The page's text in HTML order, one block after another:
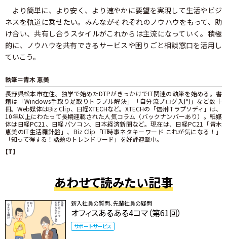
より簡単に、より安く、より速やかに要望を実現して生活やビジ
ネスを軌道に乗せたい。みんながそれぞれのノウハウをもって、助
け合い、共有し合うスタイルがこれからは主流になっていく。積極
的に、ノウハウを共有できるサービスや困りごと相談窓口を活用し
ていこう。
執筆＝青木 恵美
長野県松本市在住。独学で始めたDTPがきっかけでIT関連の執筆を始める。書
籍は「Windows手取り足取りトラブル解決」「自分流ブログ入門」など数十
冊。Web媒体はBiz Clip、日経XTECHなど。XTECHの「信州ITラプソディ」は、
10年以上にわたって長期連載された人気コラム（バックナンバーあり）。紙媒
体は日経PC21、日経パソコン、日本経済新聞など。現在は、日経PC21「青木
恵美のIT生活羅針盤」、Biz Clip「IT時事ネタキーワード これが気になる！」
「知って得する！話題のトレンドワード」を好評連載中。
【T】
あわせて読みたい記事
新入社員の質問、先輩社員の疑問
オフィスあるある4コマ（第61回）
サポートサービス